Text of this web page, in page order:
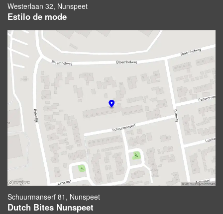
Westerlaan 32, Nunspeet
Estilo de mode
Schuurmanserf 81, Nunspeet
Dutch Bites Nunspeet